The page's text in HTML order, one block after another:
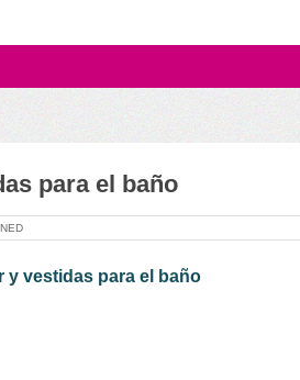
para el baño
y vestidas para el baño